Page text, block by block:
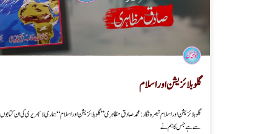
گلوبلائزیشن اور اسلام
گلوبلائزیشن اور اسلام تبصرہ نگار: محمد صادق مظاہری ” گلوبلائزیشن اور اسلام “ ہماری لائبریری کی ان
سے ہے جس کا ہم نے